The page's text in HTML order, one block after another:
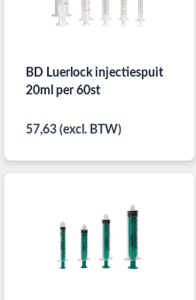
BD Luerlock injectiespuit
20ml per 60st
57,63 (excl. BTW)